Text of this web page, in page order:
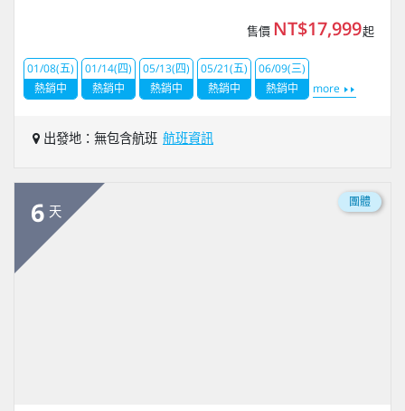
售價 NT$17,999起
01/08(五)
熱銷中
01/14(四)
熱銷中
05/13(四)
熱銷中
05/21(五)
熱銷中
06/09(三)
熱銷中
more
出發地：無包含航班 航班資訊
6 天
團體